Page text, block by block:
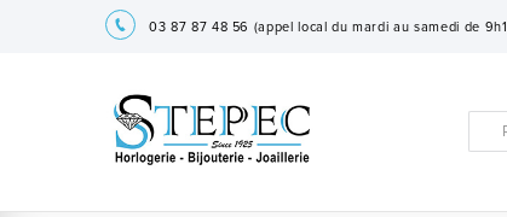
03 87 87 48 56 (appel local du mardi au samedi de